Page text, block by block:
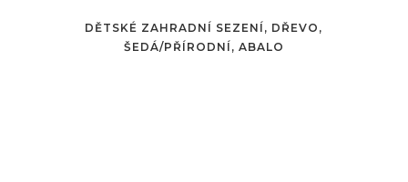
DĚTSKÉ ZAHRADNÍ SEZENÍ, DŘEVO,
ŠEDÁ/PŘÍRODNÍ, ABALO